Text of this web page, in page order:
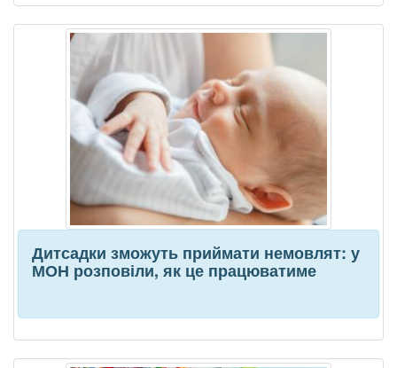
Дитсадки зможуть приймати немовлят: у
МОН розповіли, як це працюватиме